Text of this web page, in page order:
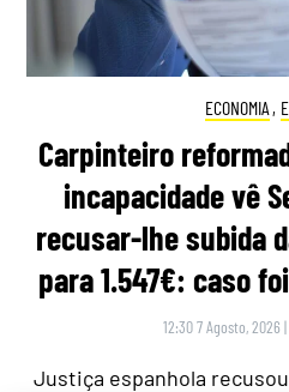
ECONOMIA ,
Carpinteiro
incapacidade vê
recusar-lhe subida
para 1.547€: caso
12:30 7 Agosto, 2026 |
Justiça espanhola